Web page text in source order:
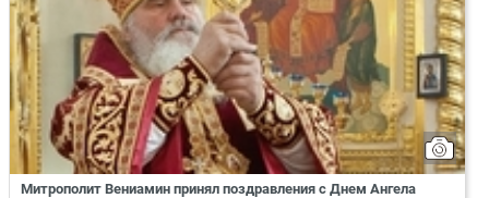
Митрополит Вениамин принял поздравления с Днем Ангела